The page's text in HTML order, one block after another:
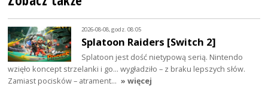
2026-08-08, godz. 08:05
Splatoon Raiders [Switch 2]
Splatoon jest dość nietypową serią. Nintendo
wzięło koncept strzelanki i go… wygładziło – z braku lepszych słów.
Zamiast pocisków – atrament… » więcej